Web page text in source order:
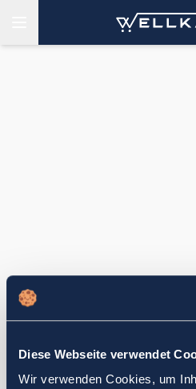
Diese Webseite verwendet
Wir verwenden Cookies, um